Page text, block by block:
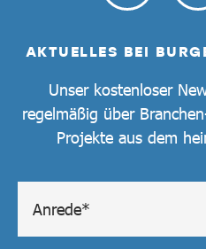
AKTUELLES BEI
Unser kostenloser
regelmäßig über
Projekte aus dem